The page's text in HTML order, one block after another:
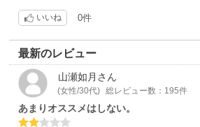
いいね 0件
最新のレビュー
山瀬如月 さん
(女性/30代) 総レビュー数：195件
あまりオススメはしない。